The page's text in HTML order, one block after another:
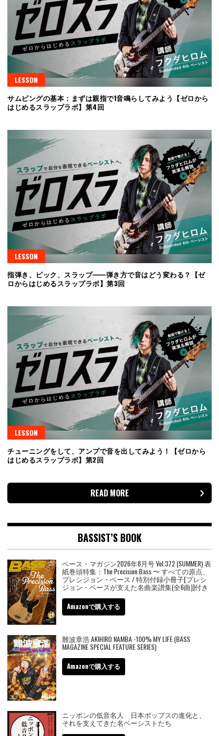
LESSON
サムピングの基本：まずは親指で1音鳴らしてみよう【ゼロから
はじめるスラップラボ】第4回
LESSON
指弾き、ピック、スラップ⸺弾き方で音はどう変わる？【ゼ
ロからはじめるスラップラボ】第3回
LESSON
チューニングをして、アンプで音を出してみよう！【ゼロから
はじめるスラップラボ】第2回
READ MORE
BASSIST’S BOOK
ベース・マガジン2026年8月号 Vol.372 (SUMMER) 表
紙巻頭特集：The Precision Bass 〜 すべての原点、
プレシジョン・ベース / 特別付録小冊子[プレシ
ジョン・ベースが支えた名曲楽譜集(全6曲)]付き
Amazonで購入する
難波章浩 AKIHIRO NAMBA -100% MY LIFE (BASS
MAGAZINE SPECIAL FEATURE SERIES)
Amazonで購入する
ニッポンの低音名人 日本ポップスの進化と、
それを支えてきた名ベーシストたち